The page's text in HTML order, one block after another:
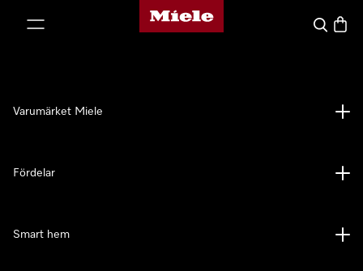
Mieles hemsida
Sök
Varumärket Miele
Fördelar
Smart hem